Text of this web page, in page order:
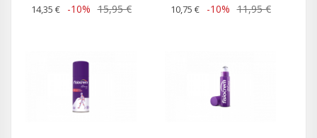
14,35 € -10% 15,95 € 10,75 € -10% 11,95 €